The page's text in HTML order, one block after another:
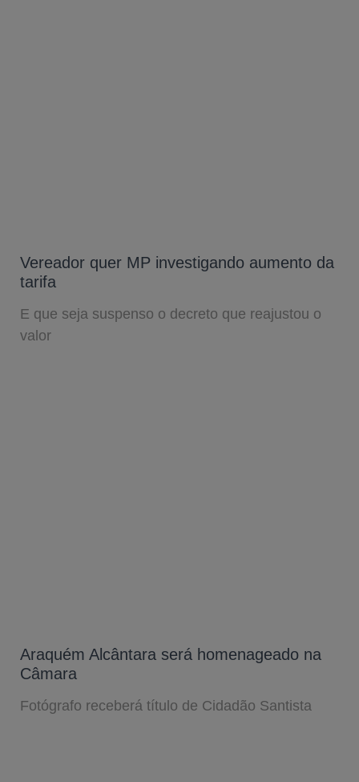
Vereador quer MP investigando aumento da
tarifa
E que seja suspenso o decreto que reajustou o
valor
Araquém Alcântara será homenageado na
Câmara
Fotógrafo receberá título de Cidadão Santista